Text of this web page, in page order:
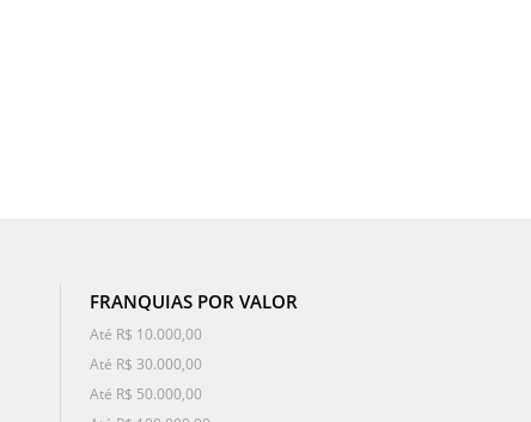
FRANQUIAS POR VALOR
Até R$ 10.000,00
Até R$ 30.000,00
Até R$ 50.000,00